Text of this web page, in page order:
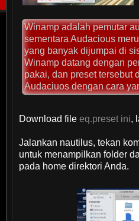
Winamp adalah pemutar
sementara Audacious
yang banyak dijumpai di
Winamp datang dengan
pakai, dan preset tersebut
Audaciuos dengan cara
Download fileeq.preset ini,
Jalankan nautilus, tekan
untuk menampilkan folder
pada home direktori Anda.